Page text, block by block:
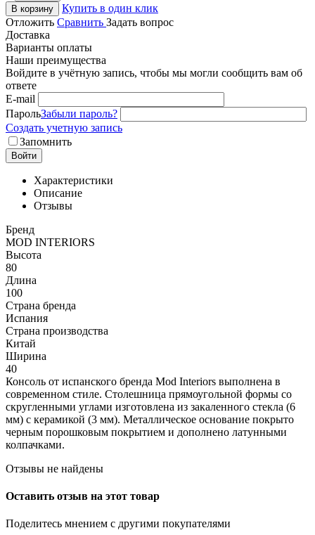
В корзину
Купить в один клик
Отложить Сравнить Задать вопрос
Доставка
Варианты оплаты
Наши преимущества
Войдите в учётную запись, чтобы мы могли сообщить вам об
ответе
E-mail
ПарольЗабыли пароль?
Создать учетную запись
Запомнить
Войти
Характеристики
Описание
Отзывы
Бренд
MOD INTERIORS
Высота
80
Длина
100
Страна бренда
Испания
Страна производства
Китай
Ширина
40
Консоль от испанского бренда Mod Interiors выполнена в
современном стиле. Столешница прямоугольной формы со
скругленными углами изготовлена из закаленного стекла (6
мм) с керамикой (3 мм). Металлическое основание покрыто
черным порошковым покрытием и дополнено латунными
колпачками.
Отзывы не найдены
Оставить отзыв на этот товар
Поделитесь мнением с другими покупателями